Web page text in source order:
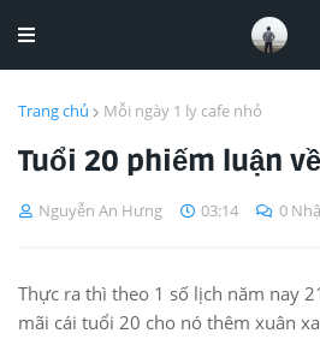
Trang chủ Mỗi ngày 1 ly cafe nhỏ
Tuổi 20 phiếm luận
Nguyễn An Hưng 03:14 0
Thực ra thì theo 1 số lịch năm nay
mãi cái tuổi 20 cho nó thêm xuân